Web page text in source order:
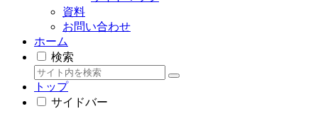
資料
お問い合わせ
ホーム
検索
トップ
サイドバー